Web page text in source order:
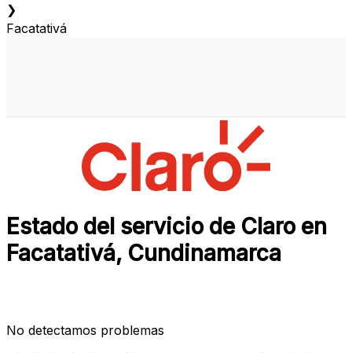
❯
Facatativá
Estado del servicio de Claro en
Facatativá, Cundinamarca
No detectamos problemas